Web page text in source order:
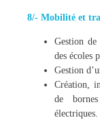
8/- Mobilité et
Gestion
des écoles
Gestion
Création,
de
électriques.